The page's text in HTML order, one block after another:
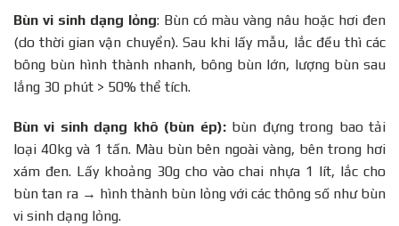
Bùn vi sinh dạng lỏng: Bùn có màu vàng nâu hoặc hơi đen
(do thời gian vận chuyển). Sau khi lấy mẫu, lắc đều thì các
bông bùn hình thành nhanh, bông bùn lớn, lượng bùn sau
lắng 30 phút > 50% thể tích.
Bùn vi sinh dạng khô (bùn ép):bùn đựng trong bao tải
loại 40kg và 1 tấn. Màu bùn bên ngoài vàng, bên trong hơi
xám đen. Lấy khoảng 30g cho vào chai nhựa 1 lít, lắc cho
bùn tan ra → hình thành bùn lỏng với các thông số như bùn
vi sinh dạng lỏng.